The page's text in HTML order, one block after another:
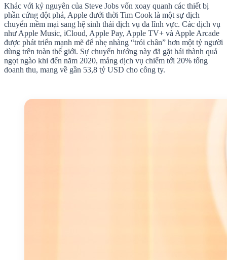
Khác với kỷ nguyên của Steve Jobs vốn xoay quanh các thiết bị
phần cứng đột phá, Apple dưới thời Tim Cook là một sự dịch
chuyển mềm mại sang hệ sinh thái dịch vụ đa lĩnh vực. Các dịch vụ
như Apple Music, iCloud, Apple Pay, Apple TV+ và Apple Arcade
được phát triển mạnh mẽ để nhẹ nhàng “trói chân” hơn một tỷ người
dùng trên toàn thế giới. Sự chuyển hướng này đã gặt hái thành quả
ngọt ngào khi đến năm 2020, mảng dịch vụ chiếm tới 20% tổng
doanh thu, mang về gần 53,8 tỷ USD cho công ty.